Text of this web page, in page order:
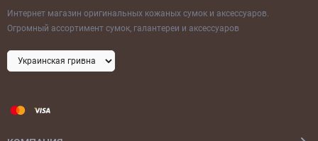
Интернет магазин оригинальных кожаных сумок и аксессуаров.
Огромный ассортимент сумок, галантереи и аксессуаров